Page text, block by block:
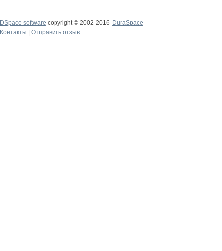
DSpace software copyright © 2002-2016
DuraSpace
Контакты
Отправить отзыв